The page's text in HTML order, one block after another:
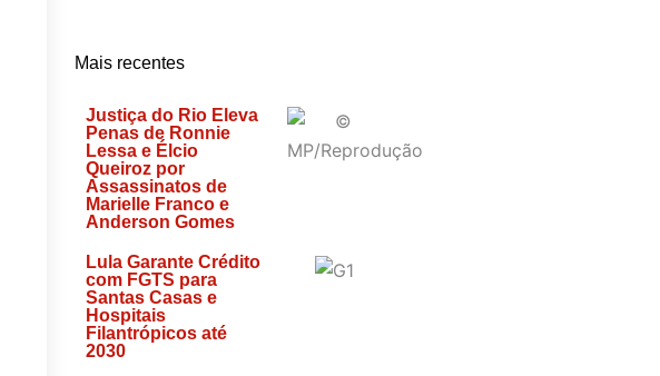
Mais recentes
Justiça do Rio Eleva
Penas de Ronnie
Lessa e Élcio
Queiroz por
Assassinatos de
Marielle Franco e
Anderson Gomes
Lula Garante Crédito
com FGTS para
Santas Casas e
Hospitais
Filantrópicos até
2030